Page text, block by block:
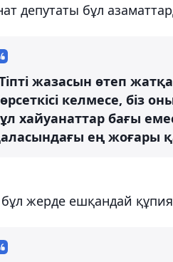
депутаты бұл
жазасын өтеп
келмесе, біз
хайуанаттар бағы
ең жоғары
жерде ешқандай құпия